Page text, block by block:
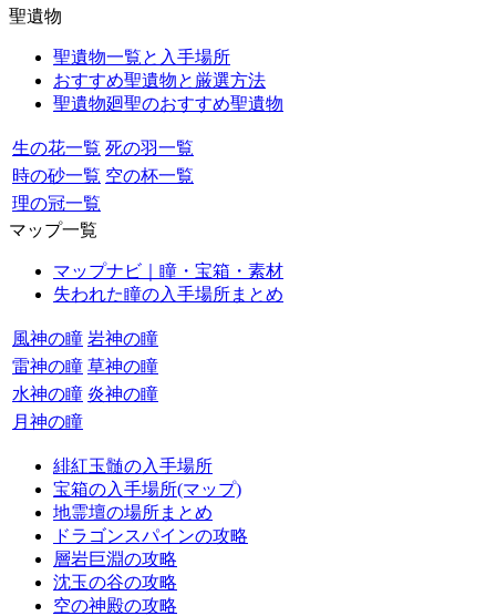
聖遺物
聖遺物一覧と入手場所
おすすめ聖遺物と厳選方法
聖遺物廻聖のおすすめ聖遺物
生の花一覧 死の羽一覧
時の砂一覧 空の杯一覧
理の冠一覧
マップ一覧
マップナビ｜瞳・宝箱・素材
失われた瞳の入手場所まとめ
風神の瞳 岩神の瞳
雷神の瞳 草神の瞳
水神の瞳 炎神の瞳
月神の瞳
緋紅玉髄の入手場所
宝箱の入手場所(マップ)
地霊壇の場所まとめ
ドラゴンスパインの攻略
層岩巨淵の攻略
沈玉の谷の攻略
空の神殿の攻略